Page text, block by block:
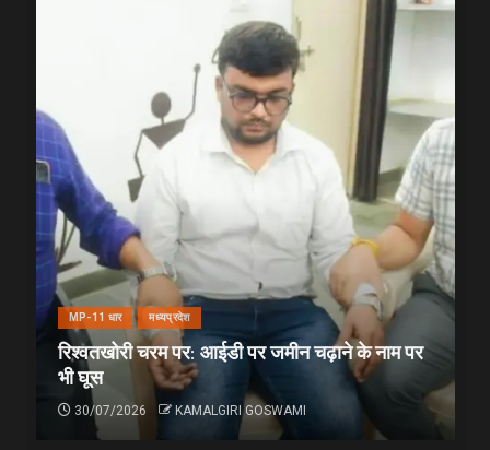
MP-11 धार मध्यप्रदेश
रिश्वतखोरी चरम पर: आईडी पर जमीन चढ़ाने के नाम पर
भी घूस
30/07/2026 KAMALGIRI GOSWAMI